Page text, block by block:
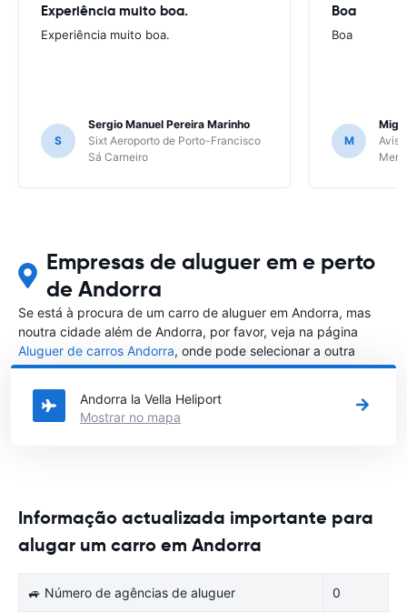
Experiência muito boa.
Experiência muito boa.
S
Sergio Manuel Pereira Marinho
Sixt Aeroporto de Porto-Francisco
Sá Carneiro
Boa
Boa
M
Avis
Empresas de aluguer em e perto
de Andorra
Se está à procura de um carro de aluguer em Andorra, mas
noutra cidade além de Andorra, por favor, veja na página
Aluguer de carros Andorra, onde pode selecionar a outra
cidade em Andorra que gostaria de alugar um carro
Andorra la Vella Heliport
Mostrar no mapa
Informação actualizada importante para
alugar um carro em Andorra
🚙 Número de agências de aluguer 0